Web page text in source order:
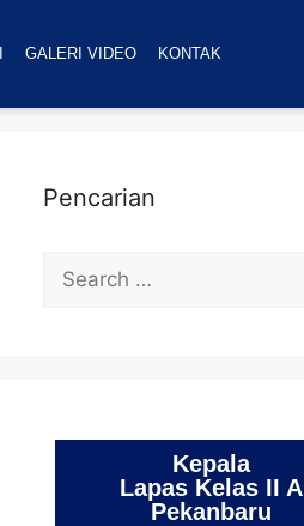
GALERI VIDEO KONTAK
Pencarian
Kepala
Lapas Kelas II A
Pekanbaru